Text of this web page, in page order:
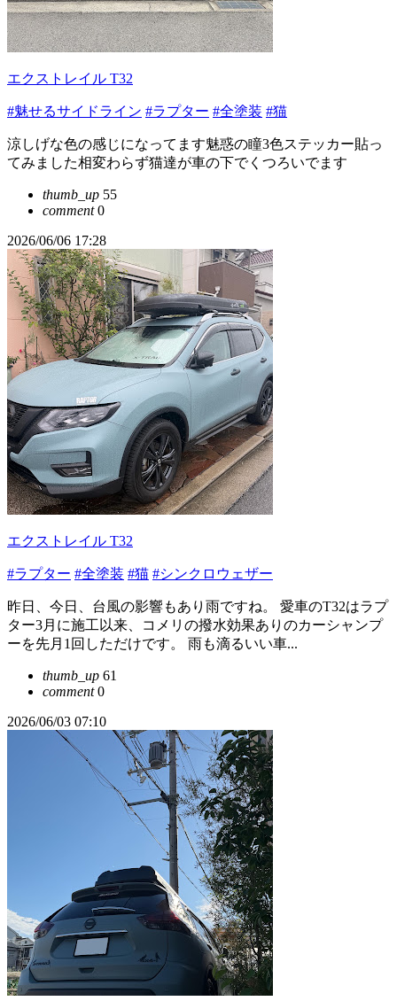
エクストレイル T32
#魅せるサイドライン #ラプター #全塗装 #猫
涼しげな色の感じになってます魅惑の瞳3色ステッカー貼っ
てみました相変わらず猫達が車の下でくつろいでます
thumb_up 55
comment0
2026/06/06 17:28
エクストレイル T32
#ラプター #全塗装 #猫 #シンクロウェザー
昨日、今日、台風の影響もあり雨ですね。 愛車のT32はラプ
ター3月に施工以来、コメリの撥水効果ありのカーシャンプ
ーを先月1回しただけです。 雨も滴るいい車...
thumb_up 61
comment0
2026/06/03 07:10